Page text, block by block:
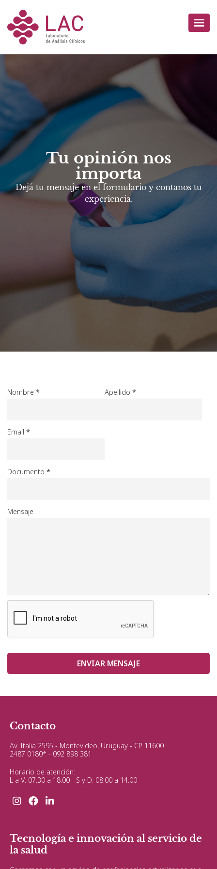
Tu opinión nos
importa
Dejá tu mensaje en el formulario y contanos tu
experiencia.
Nombre * Apellido *
Email *
Documento *
Mensaje
ENVIAR MENSAJE
Contacto
Av. Italia 2595 - Montevideo, Uruguay - CP 11600
2487 0180* - 092 898 381
Horario de atención:
L a V: 07:30 a 18:00 - S y D: 08:00 a 14:00
Tecnología e innovación al servicio de
la salud